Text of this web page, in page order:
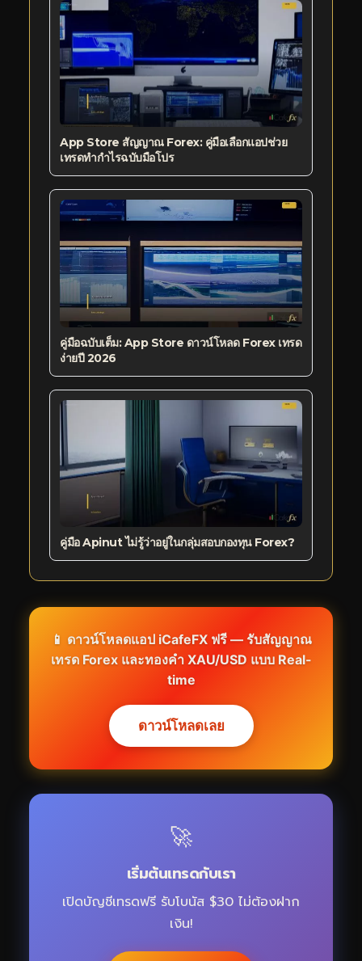
App Store สัญญาณ Forex: คู่มือเลือกแอปช่วย
เทรดทำกำไรฉบับมือโปร
คู่มือฉบับเต็ม: App Store ดาวน์โหลด Forex เทรด
ง่ายปี 2026
คู่มือ Apinut ไม่รู้ว่าอยู่ในกลุ่มสอบกองทุน Forex?
📱 ดาวน์โหลดแอป iCafeFX ฟรี — รับสัญญาณ
เทรด Forex และทองคำ XAU/USD แบบ Real-
time
ดาวน์โหลดเลย
🚀
เริ่มต้นเทรดกับเรา
เปิดบัญชีเทรดฟรี รับโบนัส $30 ไม่ต้องฝาก
เงิน!